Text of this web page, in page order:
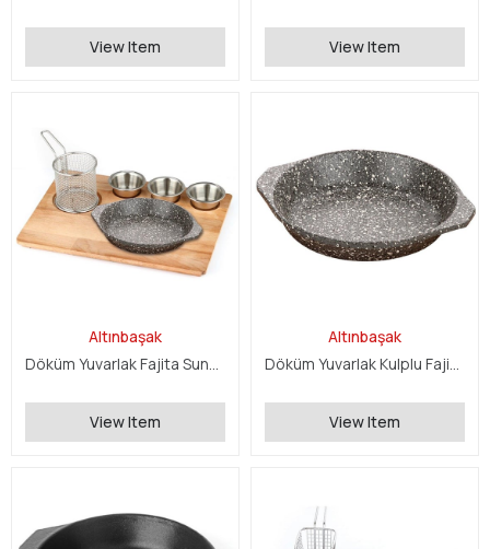
View Item View Item
Altınbaşak
Döküm Yuvarlak Fajita Sunum Seti
View Item
Altınbaşak
Döküm Yuvarlak Kulplu Fajita Tava
View Item